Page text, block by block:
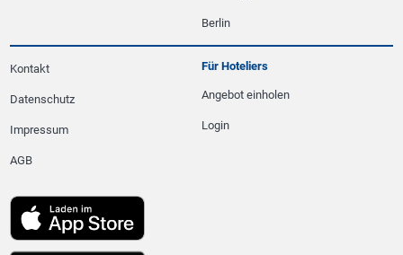
Berlin
Kontakt
Datenschutz
Impressum
AGB
Für Hoteliers
Angebot einholen
Login